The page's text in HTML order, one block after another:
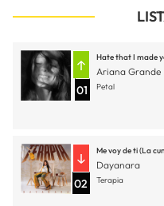
01
Hate that I made
Ariana Grande
Petal
02
Me voy de ti (La
Dayanara
Terapia